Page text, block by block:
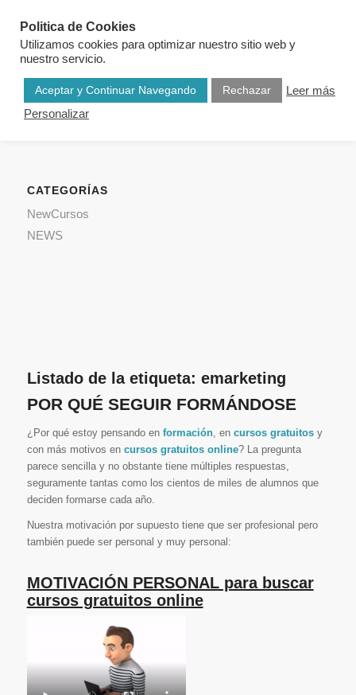
CATEGORÍAS
NewCursos
NEWS
Listado de la etiqueta: emarketing
POR QUÉ SEGUIR FORMÁNDOSE
¿Por qué estoy pensando en formación, en cursos gratuitosy
con más motivos en cursos gratuitos online? La pregunta
parece sencilla y no obstante tiene múltiples respuestas,
seguramente tantas como los cientos de miles de alumnos que
deciden formarse cada año.
Nuestra motivación por supuesto tiene que ser profesional pero
también puede ser personal y muy personal:
MOTIVACIÓN PERSONAL para buscar
cursos gratuitos online
Politica de Cookies
Utilizamos cookies para optimizar nuestro sitio web y
nuestro servicio.
Aceptar y Continuar Navegando Rechazar
Leer más
Personalizar